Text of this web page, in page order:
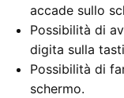
accade sullo
Possibilità di
digita sulla
Possibilità di
schermo.